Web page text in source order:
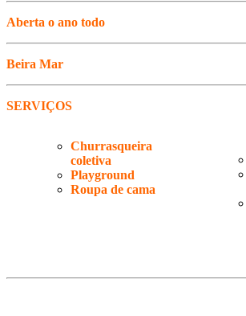
Aberta o ano todo
Beira Mar
SERVIÇOS
Churrasqueira
coletiva
Playground
Roupa de cama